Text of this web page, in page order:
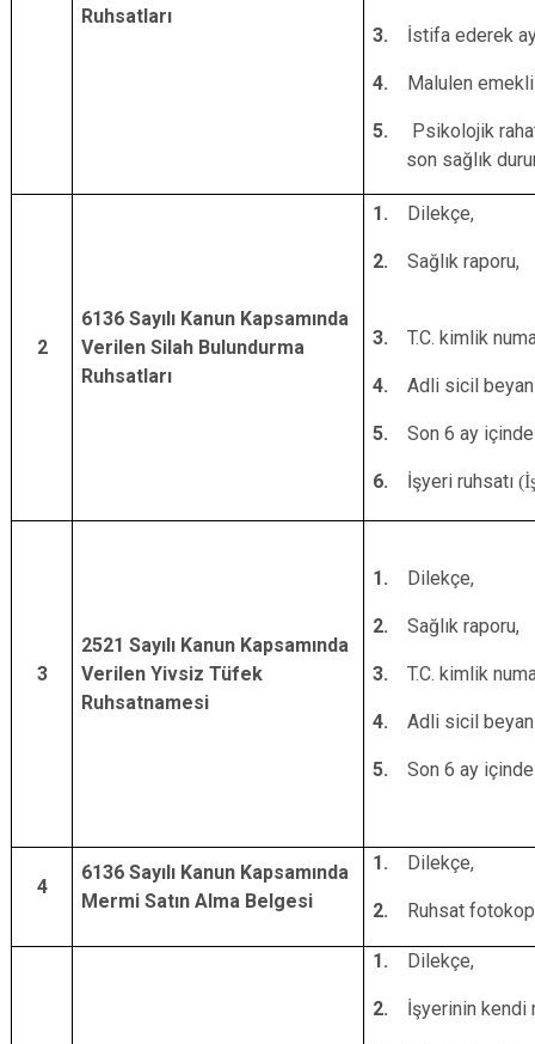
Ruhsatları
3. İstifa ederek
4. Malulen
5. Psikolojik
son sağlık
2
6136 Sayılı Kanun Kapsamında
Verilen Silah Bulundurma
Ruhsatları
1. Dilekçe,
2. Sağlık raporu,
3. T.C. kimlik
4. Adli sicil
5. Son 6 ay
6. İşyeri ruhsatı
3
2521 Sayılı Kanun Kapsamında
Verilen Yivsiz Tüfek
Ruhsatnamesi
1. Dilekçe,
2. Sağlık raporu,
3. T.C. kimlik
4. Adli sicil
5. Son 6 ay
4
6136 Sayılı Kanun Kapsamında
Mermi Satın Alma Belgesi
1. Dilekçe,
2. Ruhsat
1. Dilekçe,
2. İşyerinin kendi